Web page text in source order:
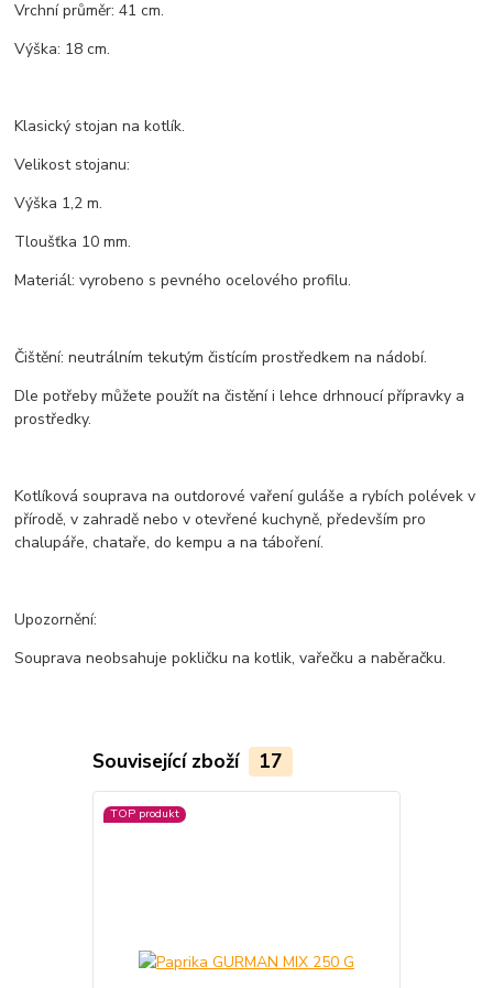
Vrchní průměr: 41 cm.
Výška: 18 cm.
Klasický stojan na kotlík.
Velikost stojanu:
Výška 1,2 m.
Tloušťka 10 mm.
Materiál: vyrobeno s pevného ocelového profilu.
Čištění: neutrálním tekutým čistícím prostředkem na nádobí.
Dle potřeby můžete použít na čistění i lehce drhnoucí přípravky a
prostředky.
Kotlíková souprava na outdorové vaření guláše a rybích polévek v
přírodě, v zahradě nebo v otevřené kuchyně, především pro
chalupáře, chataře, do kempu a na táboření.
Upozornění:
Souprava neobsahuje pokličku na kotlik, vařečku a naběračku.
Související zboží 17
TOP produkt